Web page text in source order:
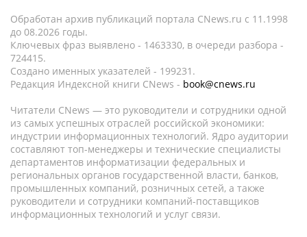
Обработан архив публикаций портала CNews.ru c 11.1998
до 08.2026 годы.
Ключевых фраз выявлено - 1463330, в очереди разбора -
724415.
Создано именных указателей - 199231.
Редакция Индексной книги CNews - book@cnews.ru
Читатели CNews — это руководители и сотрудники одной
из самых успешных отраслей российской экономики:
индустрии информационных технологий. Ядро аудитории
составляют топ-менеджеры и технические специалисты
департаментов информатизации федеральных и
региональных органов государственной власти, банков,
промышленных компаний, розничных сетей, а также
руководители и сотрудники компаний-поставщиков
информационных технологий и услуг связи.